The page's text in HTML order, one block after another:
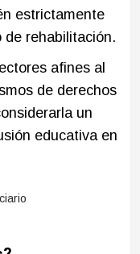
estrictamente
de rehabilitación.
afines al
de derechos
un
educativa en